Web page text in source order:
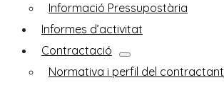
Informació Pressupostària
Informes d’activitat
Contractació
Normativa i perfil del contractant